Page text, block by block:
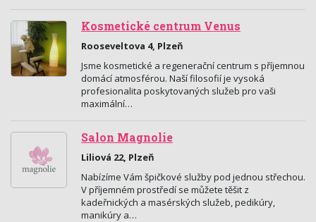
Kosmetické centrum Venus
Rooseveltova 4, Plzeň
Jsme kosmetické a regenerační centrum s příjemnou
domácí atmosférou. Naší filosofií je vysoká
profesionalita poskytovaných služeb pro vaši
maximální…
Salon Magnolie
Liliová 22, Plzeň
Nabízíme Vám špičkové služby pod jednou střechou.
V příjemném prostředí se můžete těšit z
kadeřnických a masérských služeb, pedikúry,
manikúry a…